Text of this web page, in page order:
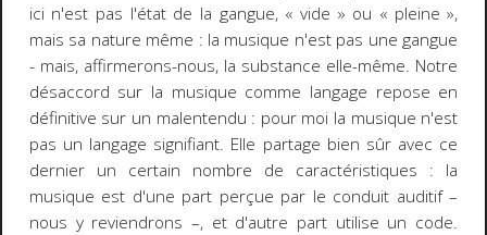
ici n'est pas l'état de la gangue, « vide » ou « pleine »,
mais sa nature même : la musique n'est pas une gangue
- mais, affirmerons-nous, la substance elle-même. Notre
désaccord sur la musique comme langage repose en
définitive sur un malentendu : pour moi la musique n'est
pas un langage signifiant. Elle partage bien sûr avec ce
dernier un certain nombre de caractéristiques : la
musique est d'une part perçue par le conduit auditif–
nous y reviendrons –, et d'autre part utilise un code.